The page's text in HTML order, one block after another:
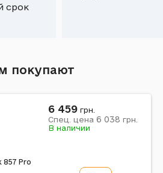
срок
покупают
857 Pro
6 459 грн.
Спец. цена 6 038 грн.
В наличии